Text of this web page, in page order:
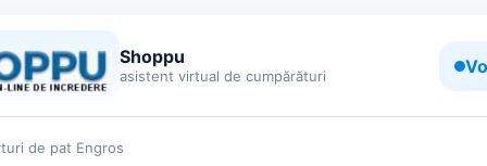
Shoppu
asistent virtual de cumpărături
de pat Engros